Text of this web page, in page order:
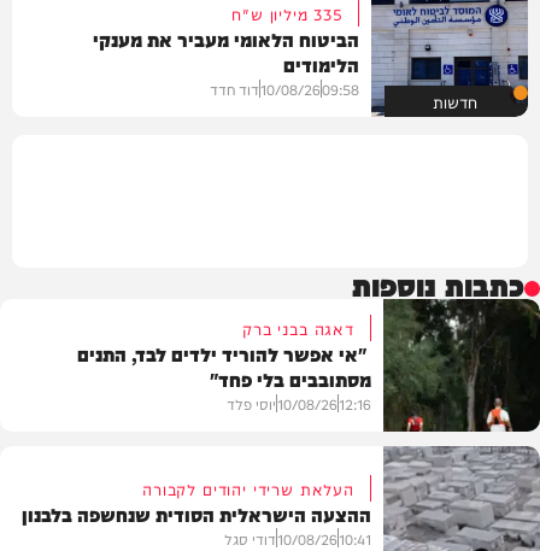
חדשות
335 מיליון ש"ח
הביטוח הלאומי מעביר את מענקי
הלימודים
09:58
10/08/26דוד חדד
כתבות נוספות
חדשות
דאגה בבני ברק
"אי אפשר להוריד ילדים לבד, התנים
מסתובבים בלי פחד"
12:16
10/08/26יוסי פלד
העלאת שרידי יהודים לקבורה
ההצעה הישראלית הסודית שנחשפה בלבנון
10:41
10/08/26דודי סגל